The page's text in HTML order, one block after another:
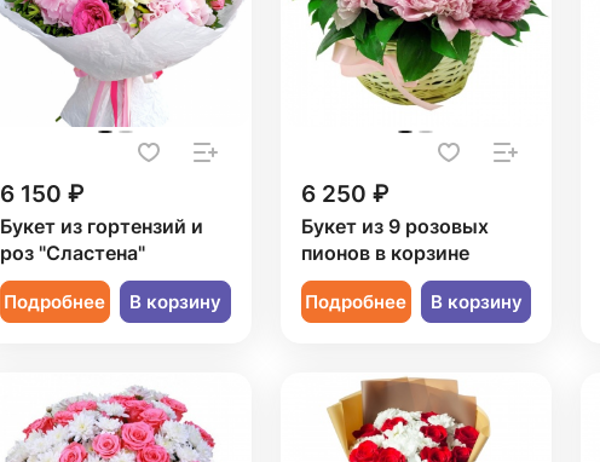
6 150 ₽
Букет из гортензий и
роз "Сластена"
Подробнее В корзину
6 250 ₽
Букет из 9 розовых
пионов в корзине
Подробнее В корзину